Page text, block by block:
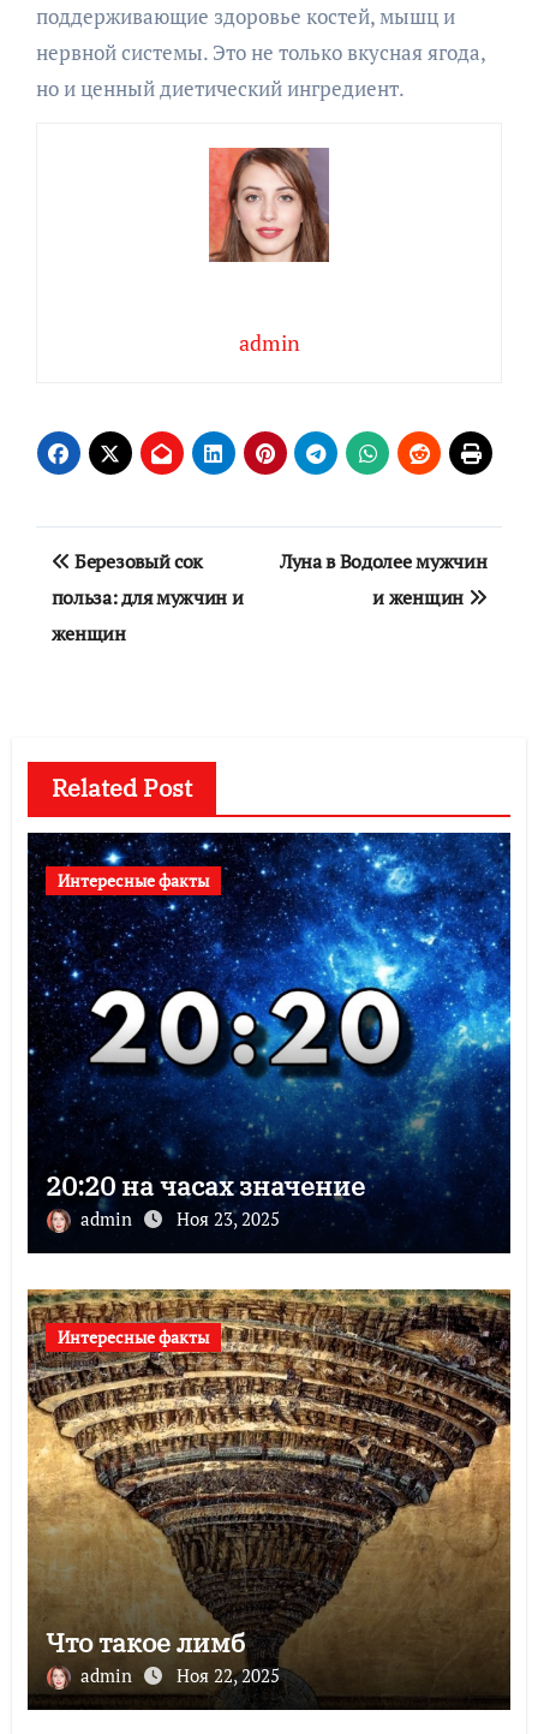
поддерживающие здоровье костей, мышц и
нервной системы. Это не только вкусная ягода,
но и ценный диетический ингредиент.
admin
Навигация
по
записям
Березовый сок
польза: для мужчин и
женщин
Луна в Водолее мужчин
и женщин
Related Post
Интересные факты
20:20 на часах значение
admin Ноя 23, 2025
Интересные факты
Что такое лимб
admin Ноя 22, 2025